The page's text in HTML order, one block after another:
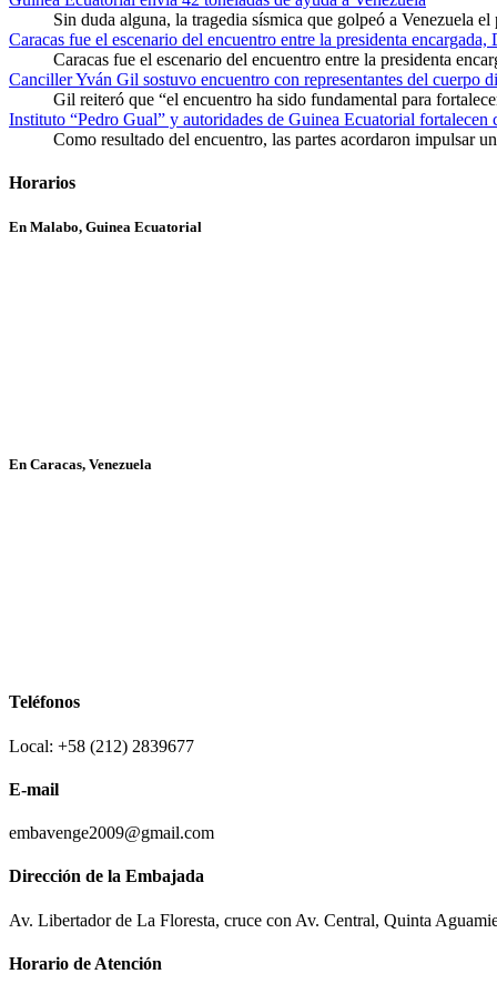
Sin duda alguna, la tragedia sísmica que golpeó a Venezuela
Caracas fue el escenario del encuentro entre la presidenta
Caracas fue el escenario del encuentro entre la presidenta
Canciller Yván Gil sostuvo encuentro con representantes del cuerpo
Gil reiteró que “el encuentro ha sido fundamental para
Instituto “Pedro Gual” y autoridades de Guinea Ecuatorial
Como resultado del encuentro, las partes acordaron impulsar
Horarios
En Malabo, Guinea Ecuatorial
En Caracas, Venezuela
Teléfonos
Local: +58 (212) 2839677
E-mail
embavenge2009@gmail.com
Dirección de la Embajada
Av. Libertador de La Floresta, cruce con Av. Central, Quinta
Horario de Atención